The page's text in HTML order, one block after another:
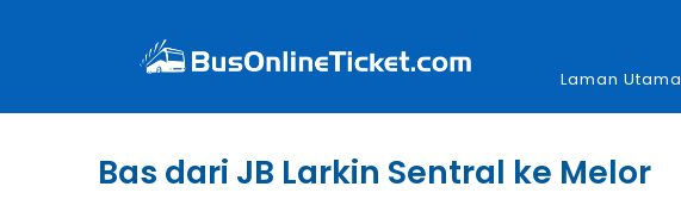
Laman Utama
Bas dari JB Larkin Sentral ke Melor